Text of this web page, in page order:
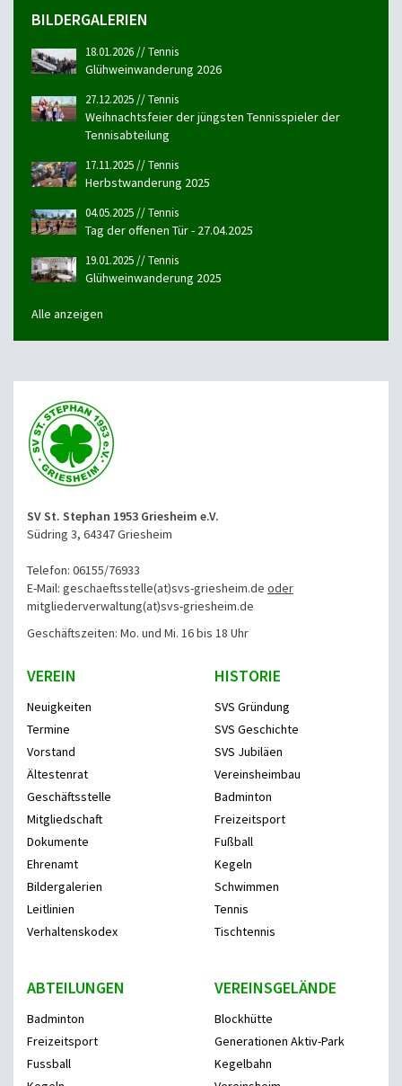
BILDERGALERIEN
18.01.2026 // Tennis
Glühweinwanderung 2026
27.12.2025 // Tennis
Weihnachtsfeier der jüngsten Tennisspieler der
Tennisabteilung
17.11.2025 // Tennis
Herbstwanderung 2025
04.05.2025 // Tennis
Tag der offenen Tür - 27.04.2025
19.01.2025 // Tennis
Glühweinwanderung 2025
Alle anzeigen
SV St. Stephan 1953 Griesheim e.V.
Südring 3, 64347 Griesheim
Telefon: 06155/76933
E-Mail: geschaeftsstelle(at)svs-griesheim.de oder
mitgliederverwaltung(at)svs-griesheim.de
Geschäftszeiten: Mo. und Mi. 16 bis 18 Uhr
VEREIN
Neuigkeiten
Termine
Vorstand
Ältestenrat
Geschäftsstelle
Mitgliedschaft
Dokumente
Ehrenamt
Bildergalerien
Leitlinien
Verhaltenskodex
HISTORIE
SVS Gründung
SVS Geschichte
SVS Jubiläen
Vereinsheimbau
Badminton
Freizeitsport
Fußball
Kegeln
Schwimmen
Tennis
Tischtennis
ABTEILUNGEN
Badminton
Freizeitsport
Fussball
VEREINSGELÄNDE
Blockhütte
Generationen Aktiv-Park
Kegelbahn